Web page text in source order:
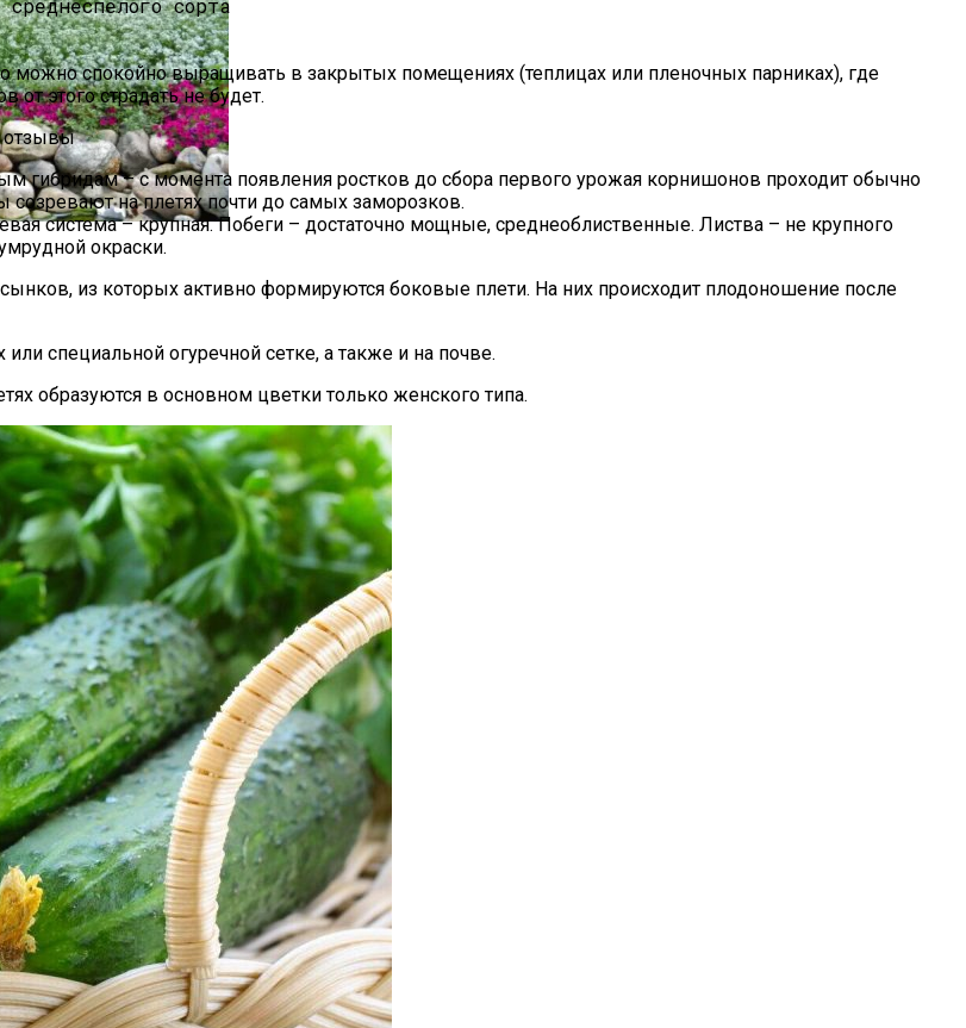
И Просто
можно спокойно выращивать в закрытых помещениях (теплицах или пленочных парниках), где
от этого страдать не будет.
отзывы
гибридам – с момента появления ростков до сбора первого урожая корнишонов проходит обычно
на плетях почти до самых заморозков.
система – крупная. Побеги – достаточно мощные, среднеоблиственные. Листва – не крупного
окраски.
из которых активно формируются боковые плети. На них происходит плодоношение после
специальной огуречной сетке, а также и на почве.
образуются в основном цветки только женского типа.